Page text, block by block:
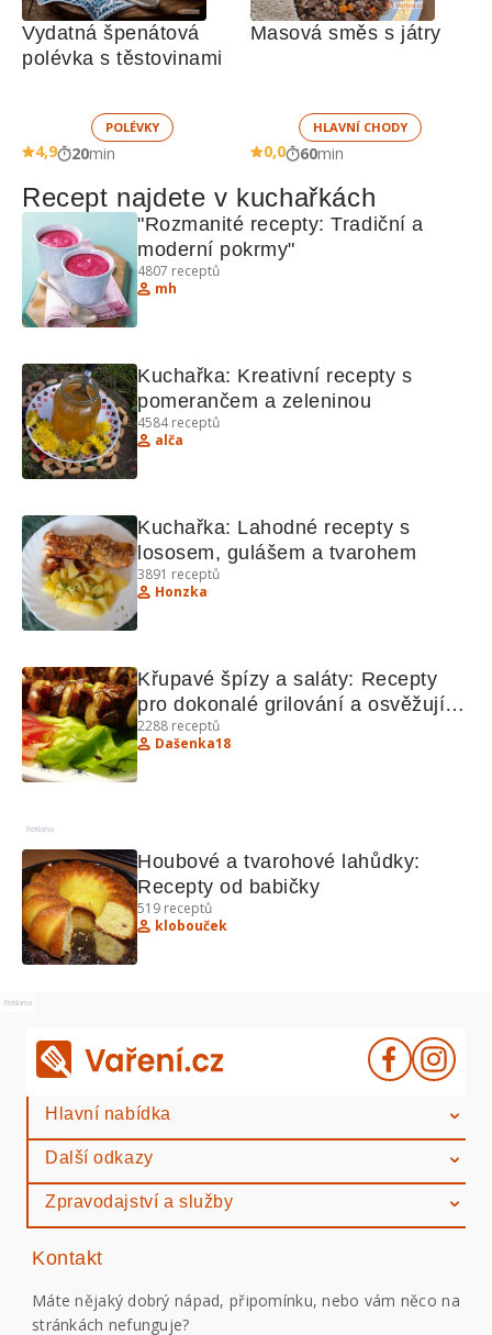
Vydatná špenátová
POLÉVKY
4,9 20min
Masová směs s játry
HLAVNÍ CHODY
0,0 60min
Recept najdete v kuchařkách
"Rozmanité recepty: Tradiční a
moderní pokrmy"
4807 receptů
mh
Kuchařka: Kreativní recepty s
pomerančem a zeleninou
4584receptů
alča
Kuchařka: Lahodné recepty s
lososem, gulášem a tvarohem
3891 receptů
Honzka
Křupavé špízy a saláty: Recepty
pro dokonalé grilování a osvěžující
saláty
2288 receptů
Dašenka18
Reklama
Houbové a tvarohové lahůdky:
Recepty od babičky
519 receptů
klobouček
Reklama
Hlavní nabídka
Další odkazy
Zpravodajství a služby
Kontakt
Máte nějaký dobrý nápad, připomínku, nebo vám něco na
stránkách nefunguje?